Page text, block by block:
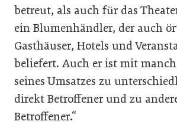
betreut, als auch für das
ein Blumenhändler, der auch
Gasthäuser, Hotels und
beliefert. Auch er ist mit
seines Umsatzes zu
direkt Betroffener und zu
Betroffener.“